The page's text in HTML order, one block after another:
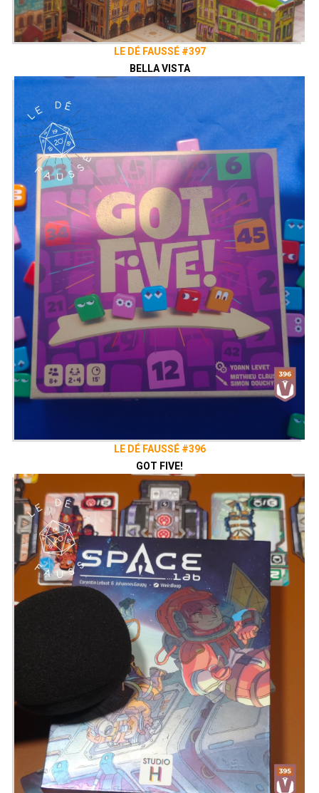
Twitter@ledefausse
InstagramLe Dé Faussé
FacebookLe Dé Faussé
LE DÉ FAUSSÉ #397
BELLA VISTA
LE DÉ FAUSSÉ #396
GOT FIVE!